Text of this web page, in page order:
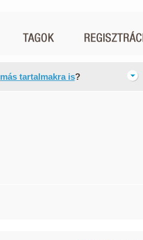
más tartalmakra is?